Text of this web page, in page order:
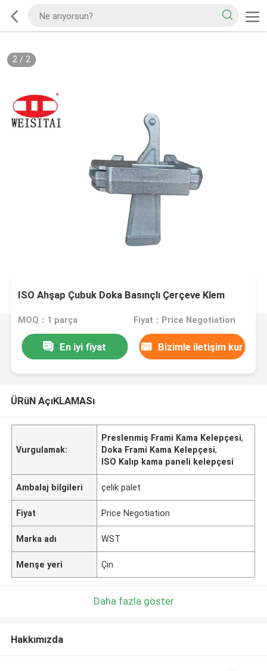
2/ 2
ISO Ahşap Çubuk Doka Basınçlı Çerçeve Klem
MOQ：1 parça Fiyat：Price Negotiation
En iyi fiyat Bizimle iletişim kur
ÜRüN AçıKLAMASı
Vurgulamak:
Preslenmiş Frami Kama Kelepçesi,
Doka Frami Kama Kelepçesi,
ISO Kalıp kama paneli kelepçesi
Ambalaj bilgileri çelik palet
Fiyat Price Negotiation
Marka adı WST
Menşe yeri Çin
Daha fazla göster
Hakkımızda